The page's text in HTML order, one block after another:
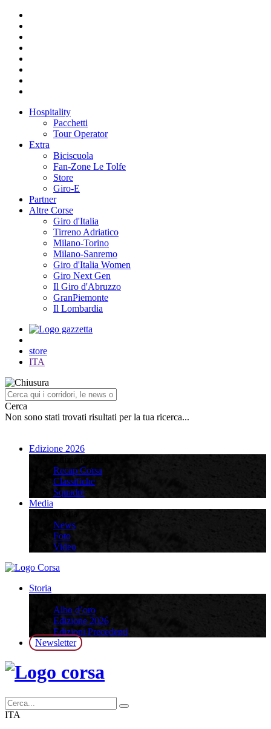
Hospitality
Pacchetti
Tour Operator
Extra
Biciscuola
Fan-Zone Le Tolfe
Store
Giro-E
Partner
Altre Corse
Giro d'Italia
Tirreno Adriatico
Milano-Torino
Milano-Sanremo
Giro d'Italia Women
Giro Next Gen
Il Giro d'Abruzzo
GranPiemonte
Il Lombardia
store
ITA
Cerca
Non sono stati trovati risultati per la tua ricerca...
Edizione 2026
Recap Corsa
Classifiche
Squadre
Media
News
Foto
Video
Storia
Albo d’oro
Edizione 2026
Edizioni Precedenti
Newsletter
ITA